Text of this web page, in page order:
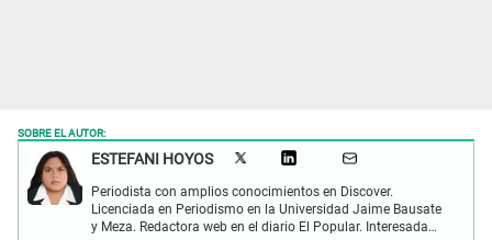
SOBRE EL AUTOR:
ESTEFANI HOYOS
Periodista con amplios conocimientos en Discover.
Licenciada en Periodismo en la Universidad Jaime Bausate
y Meza. Redactora web en el diario El Popular. Interesada